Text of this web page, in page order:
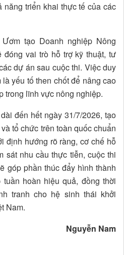
năng triển khai thực tế của các
tạo Doanh nghiệp Nông
đóng vai trò hỗ trợ kỹ thuật, tư
dự án sau cuộc thi. Việc duy
yếu tố then chốt để nâng cao
trong lĩnh vực nông nghiệp.
đến hết ngày 31/7/2026, tạo
tổ chức trên toàn quốc chuẩn
định hướng rõ ràng, cơ chế hỗ
sát nhu cầu thực tiễn, cuộc thi
góp phần thúc đẩy hình thành
hoàn hiệu quả, đồng thời
tranh cho hệ sinh thái khởi
Nam.
Nguyễn Nam